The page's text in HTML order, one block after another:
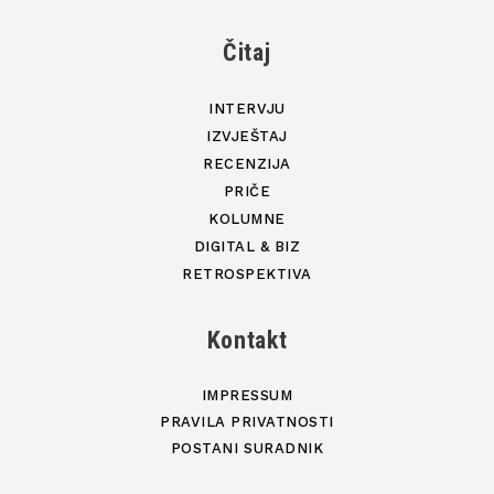
Čitaj
INTERVJU
IZVJEŠTAJ
RECENZIJA
PRIČE
KOLUMNE
DIGITAL & BIZ
RETROSPEKTIVA
Kontakt
IMPRESSUM
PRAVILA PRIVATNOSTI
POSTANI SURADNIK